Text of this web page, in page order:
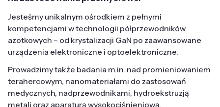
Jesteśmy unikalnym ośrodkiem z pełnymi
kompetencjami w technologii półprzewodników
azotkowych – od krystalizacji GaN po zaawansowane
urządzenia elektroniczne i optoelektroniczne.
Prowadzimy także badania m.in. nad promieniowaniem
terahercowym, nanomateriałami do zastosowań
medycznych, nadprzewodnikami, hydroekstruzją
metali oraz aparaturą wysokociśnieniową.